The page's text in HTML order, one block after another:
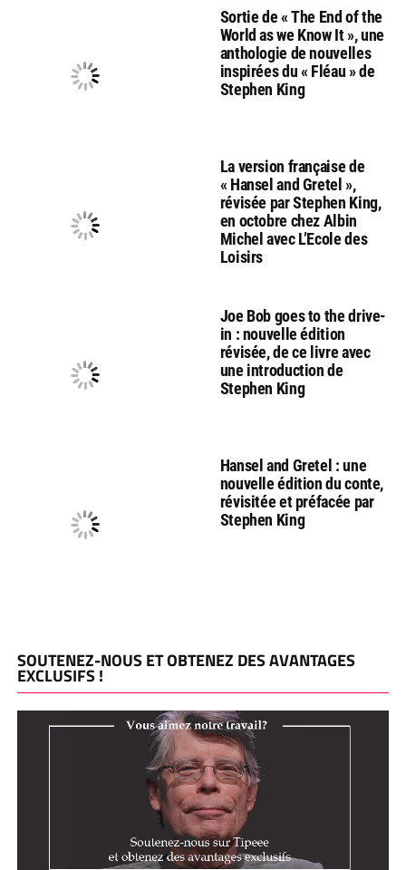
Sortie de « The End of the
World as we Know It », une
anthologie de nouvelles
inspirées du « Fléau » de
Stephen King
La version française de
« Hansel and Gretel »,
révisée par Stephen King,
en octobre chez Albin
Michel avec L’Ecole des
Loisirs
Joe Bob goes to the drive-
in : nouvelle édition
révisée, de ce livre avec
une introduction de
Stephen King
Hansel and Gretel : une
nouvelle édition du conte,
révisitée et préfacée par
Stephen King
SOUTENEZ-NOUS ET OBTENEZ DES AVANTAGES
EXCLUSIFS !